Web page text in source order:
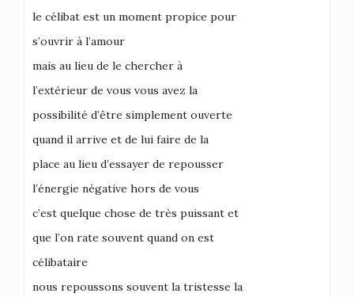
le célibat est un moment propice pour
s’ouvrir à l’amour
mais au lieu de le chercher à
l’extérieur de vous vous avez la
possibilité d’être simplement ouverte
quand il arrive et de lui faire de la
place au lieu d’essayer de repousser
l’énergie négative hors de vous
c’est quelque chose de très puissant et
que l’on rate souvent quand on est
célibataire
nous repoussons souvent la tristesse la